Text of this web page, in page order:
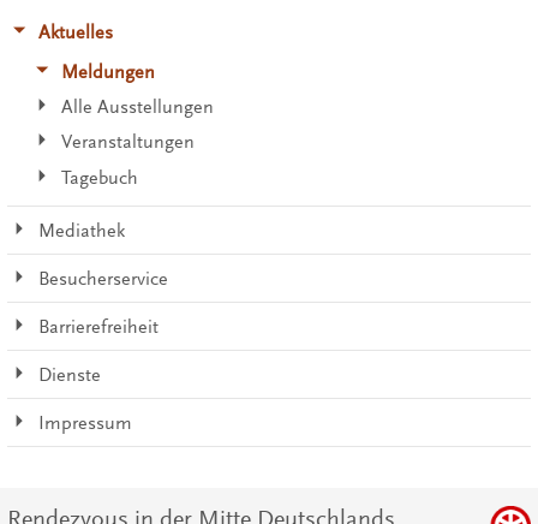
Aktuelles
Meldungen
Alle Ausstellungen
Veranstaltungen
Tagebuch
Mediathek
Besucherservice
Barrierefreiheit
Dienste
Impressum